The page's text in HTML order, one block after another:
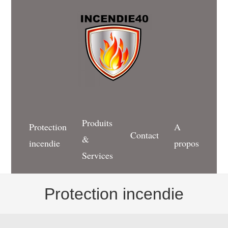
Protection
incendie
Produits
&
Services
Contact
A
propos
Protection incendie